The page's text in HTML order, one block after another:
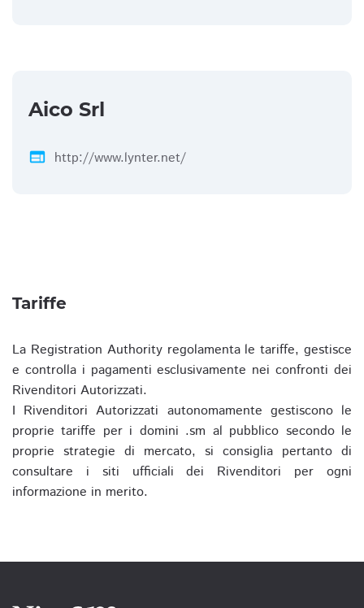
Aico Srl
web http://www.lynter.net/
Tariffe
La Registration Authority regolamenta le tariffe, gestisce
e controlla i pagamenti esclusivamente nei confronti dei
Rivenditori Autorizzati.
I Rivenditori Autorizzati autonomamente gestiscono le
proprie tariffe per i domini .sm al pubblico secondo le
proprie strategie di mercato, si consiglia pertanto di
consultare i siti ufficiali dei Rivenditori per ogni
informazione in merito.